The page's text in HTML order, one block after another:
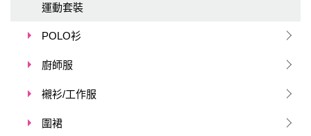
運動套裝
POLO衫
廚師服
襯衫/工作服
圍裙